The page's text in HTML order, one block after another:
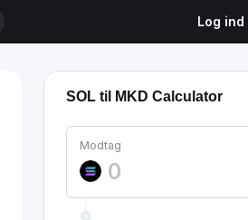
Log ind
SOL til MKD Calculator
Modtag